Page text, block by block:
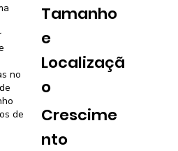
no
de
Tamanho
e
Localizaçã
o
Crescime
nto